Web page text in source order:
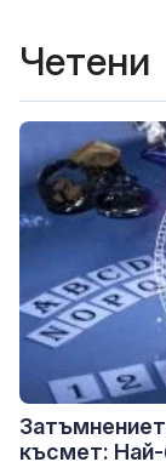
Четени
късмет: Най-